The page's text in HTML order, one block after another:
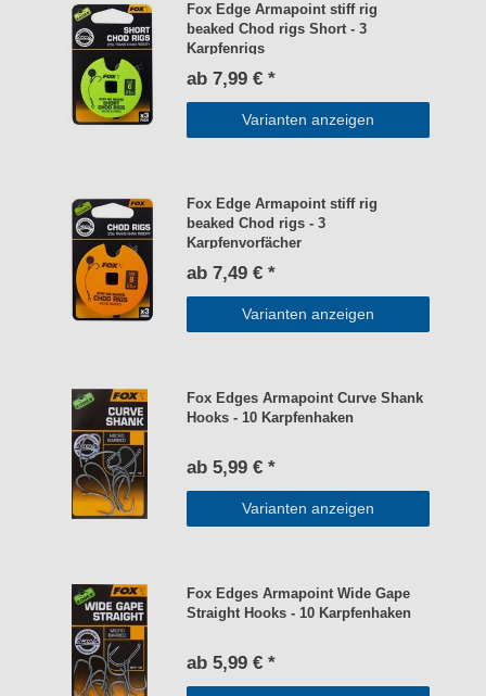
Fox Edge Armapoint stiff rig
beaked Chod rigs Short - 3
Karpfenrigs
ab 7,99 € *
Varianten anzeigen
Fox Edge Armapoint stiff rig
beaked Chod rigs - 3
Karpfenvorfächer
ab 7,49 € *
Varianten anzeigen
Fox Edges Armapoint Curve Shank
Hooks - 10 Karpfenhaken
ab 5,99 € *
Varianten anzeigen
Fox Edges Armapoint Wide Gape
Straight Hooks - 10 Karpfenhaken
ab 5,99 € *